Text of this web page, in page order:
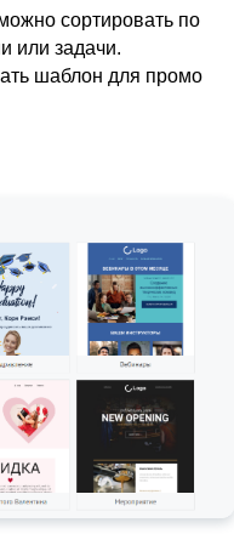
сортировать по
или задачи.
шаблон для промо